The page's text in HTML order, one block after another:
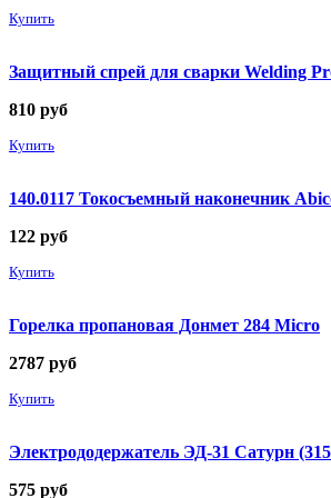
Купить
Защитный спрей для сварки Welding
810 руб
Купить
140.0117 Токосъемный наконечник
122 руб
Купить
Горелка пропановая Донмет 284 Micro
2787 руб
Купить
Электрододержатель ЭД-31 Сатурн
575 руб